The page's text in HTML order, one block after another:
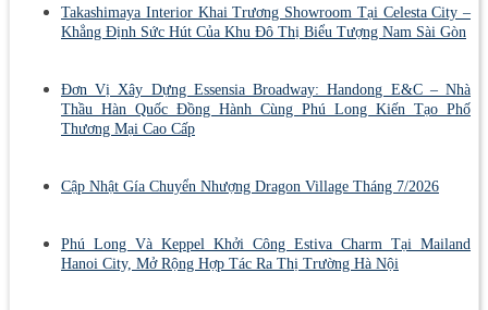
Takashimaya Interior Khai Trương Showroom Tại Celesta City –
Khẳng Định Sức Hút Của Khu Đô Thị Biểu Tượng Nam Sài Gòn
Đơn Vị Xây Dựng Essensia Broadway: Handong E&C – Nhà
Thầu Hàn Quốc Đồng Hành Cùng Phú Long Kiến Tạo Phố
Thương Mại Cao Cấp
Cập Nhật Gía Chuyển Nhượng Dragon Village Tháng 7/2026
Phú Long Và Keppel Khởi Công Estiva Charm Tại Mailand
Hanoi City, Mở Rộng Hợp Tác Ra Thị Trường Hà Nội